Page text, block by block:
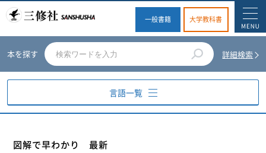
一般書籍 大学教科書
本を探す 詳細検索
言語一覧
図解で早わかり 最新